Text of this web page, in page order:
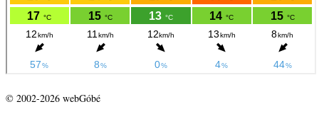
© 2002-2026 webGóbé